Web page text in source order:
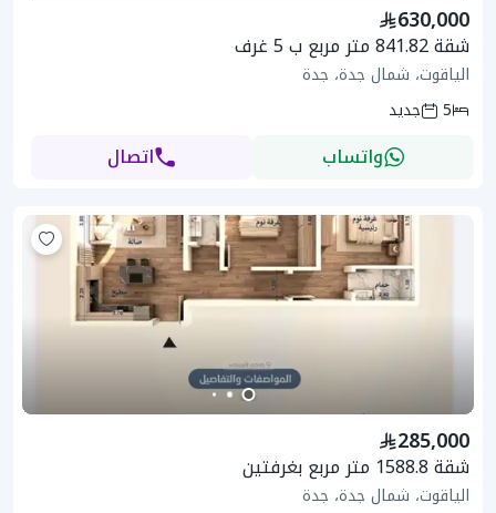
630,000
شقة 841.82 متر مربع ب 5 غرف
الياقوت، شمال جدة، جدة
5
جديد
واتساب اتصال
285,000
شقة 1588.8 متر مربع بغرفتين
الياقوت، شمال جدة، جدة